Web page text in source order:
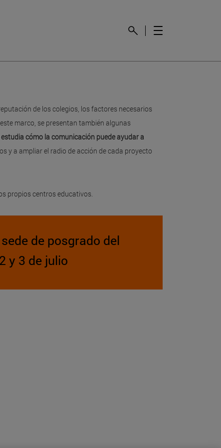
de los colegios, los factores necesarios
marco, se presentan también algunas
estudia cómo la comunicación puede ayudar a
y a ampliar el radio de acción de cada proyecto
propios centros educativos.
de posgrado del
y 3 de julio